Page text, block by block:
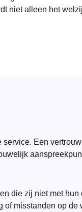
niet alleen het
Een
die zij niet met
misstanden op de